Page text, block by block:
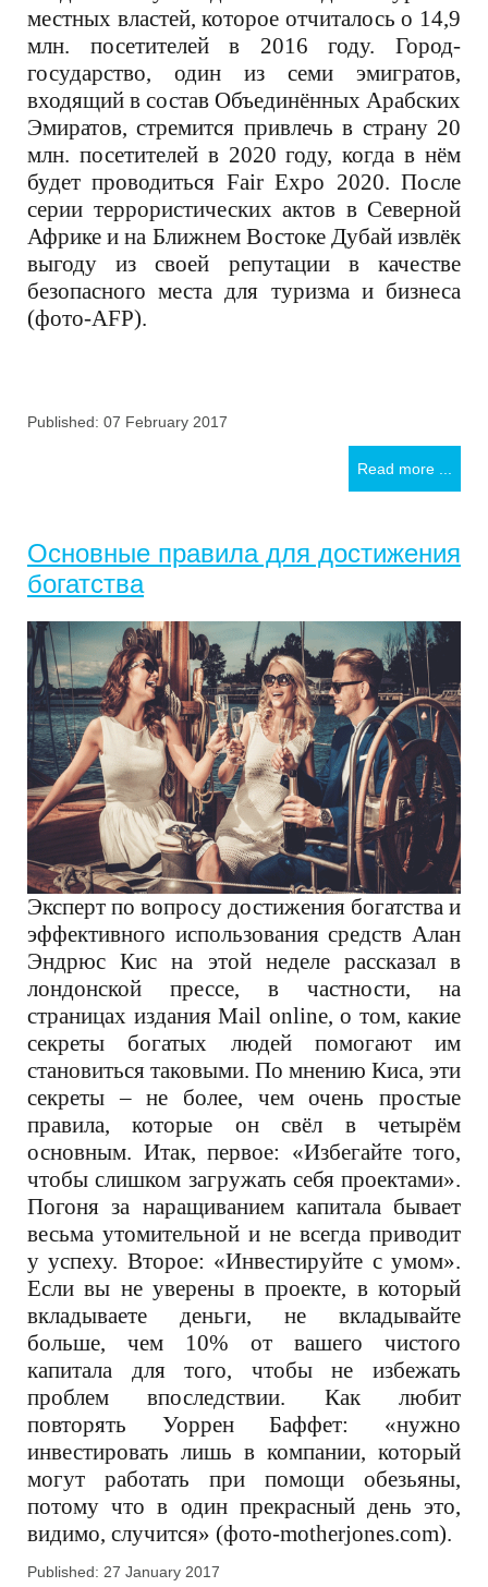
местных властей, которое отчиталось о 14,9
млн. посетителей в 2016 году. Город-
государство, один из семи эмигратов,
входящий в состав Объединённых Арабских
Эмиратов, стремится привлечь в страну 20
млн. посетителей в 2020 году, когда в нём
будет проводиться Fair Expo 2020. После
серии террористических актов в Северной
Африке и на Ближнем Востоке Дубай извлёк
выгоду из своей репутации в качестве
безопасного места для туризма и бизнеса
(фото-AFP).
Published: 07 February 2017
Read more ...
Основные правила для достижения
богатства
Эксперт по вопросу достижения богатства и
эффективного использования средств Алан
Эндрюс Кис на этой неделе рассказал в
лондонской прессе, в частности, на
страницах издания Mail online, о том, какие
секреты богатых людей помогают им
становиться таковыми. По мнению Киса, эти
секреты – не более, чем очень простые
правила, которые он свёл в четырём
основным. Итак, первое: «Избегайте того,
чтобы слишком загружать себя проектами».
Погоня за наращиванием капитала бывает
весьма утомительной и не всегда приводит
у успеху. Второе: «Инвестируйте с умом».
Если вы не уверены в проекте, в который
вкладываете деньги, не вкладывайте
больше, чем 10% от вашего чистого
капитала для того, чтобы не избежать
проблем впоследствии. Как любит
повторять Уоррен Баффет: «нужно
инвестировать лишь в компании, который
могут работать при помощи обезьяны,
потому что в один прекрасный день это,
видимо, случится» (фото-motherjones.com).
Published: 27 January 2017